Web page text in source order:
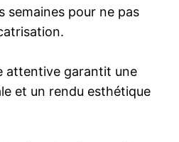
semaines pour ne pas
attentive garantit une
et un rendu esthétique